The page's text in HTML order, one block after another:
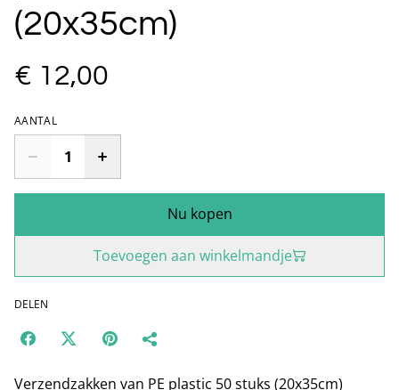
(20x35cm)
€ 12,00
AANTAL
Nu kopen
Toevoegen aan winkelmandje
DELEN
Verzendzakken van PE plastic 50 stuks (20x35cm)